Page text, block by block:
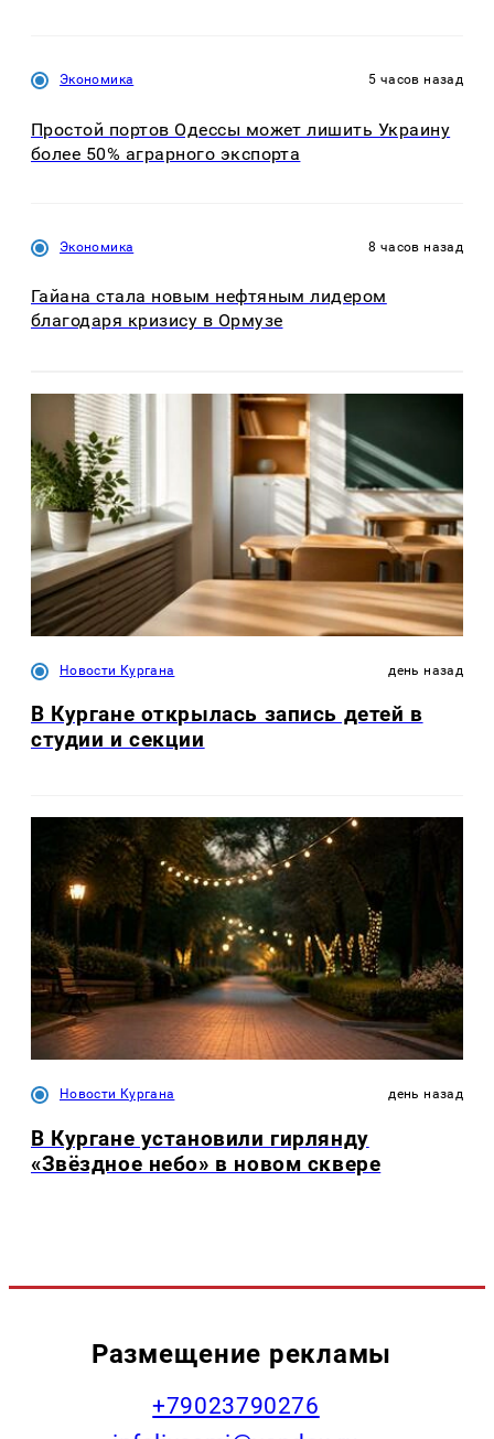
Экономика 5 часов назад
Простой портов Одессы может лишить Украину
более 50% аграрного экспорта
Экономика 8 часов назад
Гайана стала новым нефтяным лидером
благодаря кризису в Ормузе
Новости Кургана день назад
В Кургане открылась запись детей в
студии и секции
Новости Кургана день назад
В Кургане установили гирлянду
«Звёздное небо» в новом сквере
Размещение рекламы
+79023790276